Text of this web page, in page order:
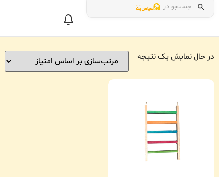
جستجو در
در حال نمایش یک نتیجه